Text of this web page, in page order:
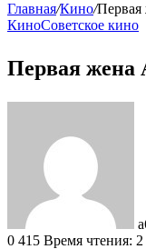
Главная/Кино/Первая
КиноСоветское кино
Первая жена
0 415 Время чтения: